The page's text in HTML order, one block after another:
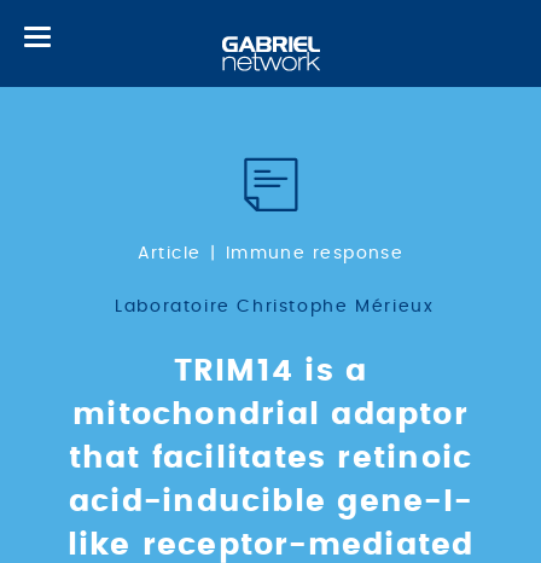
Toggle
Article Immune response
Laboratoire Christophe Mérieux
TRIM14 is a
mitochondrial adaptor
that facilitates retinoic
acid-inducible gene-I-
like receptor-mediated